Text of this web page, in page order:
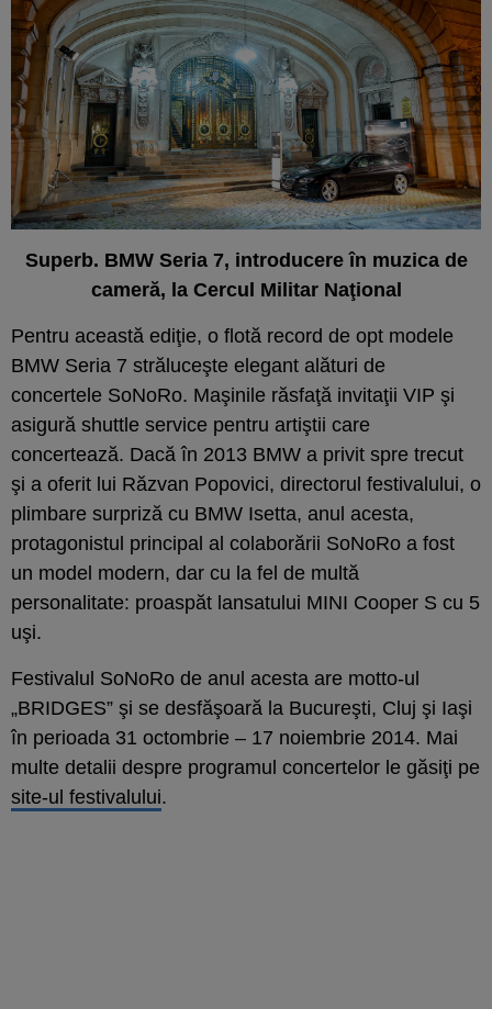
Superb. BMW Seria 7, introducere în muzica de
cameră, la Cercul Militar Naţional
Pentru această ediţie, o flotă record de opt modele
BMW Seria 7 străluceşte elegant alături de
concertele SoNoRo. Maşinile răsfaţă invitaţii VIP şi
asigură shuttle service pentru artiştii care
concertează. Dacă în 2013 BMW a privit spre trecut
şi a oferit lui Răzvan Popovici, directorul festivalului, o
plimbare surpriză cu BMW Isetta, anul acesta,
protagonistul principal al colaborării SoNoRo a fost
un model modern, dar cu la fel de multă
personalitate: proaspăt lansatului MINI Cooper S cu 5
uşi.
Festivalul SoNoRo de anul acesta are motto-ul
„BRIDGES” şi se desfăşoară la Bucureşti, Cluj şi Iaşi
în perioada 31 octombrie – 17 noiembrie 2014. Mai
multe detalii despre programul concertelor le găsiţi pe
site-ul festivalului.